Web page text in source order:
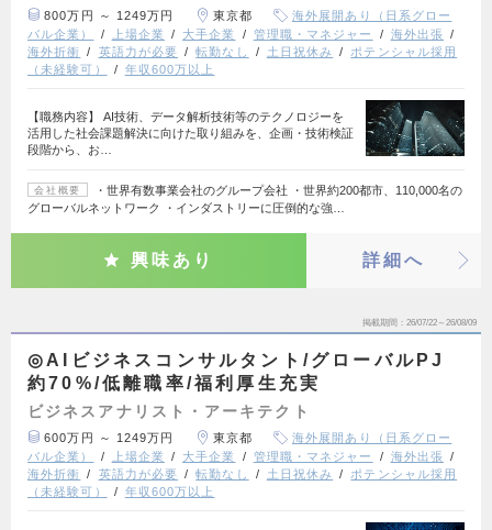
800万円 ～ 1249万円 東京都
海外展開あり（日系グロー
バル企業）
上場企業 大手企業 管理職・マネジャー
海外出張
海外折衝
英語力が必要 転勤なし 土日祝休み
ポテンシャル採用
（未経験可）
年収600万以上
【職務内容】 AI技術、データ解析技術等のテクノロジーを
活用した社会課題解決に向けた取り組みを、企画・技術検証
段階から、お…
会社概要
・世界有数事業会社のグループ会社 ・世界約200都市、110,000名の
グローバルネットワーク ・インダストリーに圧倒的な強…
興味あり 詳細へ
掲載期間 26/07/22～26/08/09
◎AIビジネスコンサルタント/グローバルPJ
約70%/低離職率/福利厚生充実
ビジネスアナリスト・アーキテクト
600万円 ～ 1249万円 東京都
海外展開あり（日系グロー
バル企業）
上場企業 大手企業 管理職・マネジャー
海外出張
海外折衝
英語力が必要 転勤なし 土日祝休み
ポテンシャル採用
（未経験可）
年収600万以上